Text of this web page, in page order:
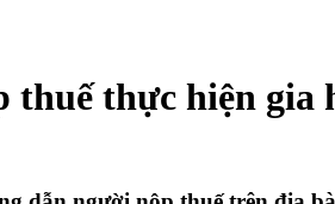
thực hiện gia